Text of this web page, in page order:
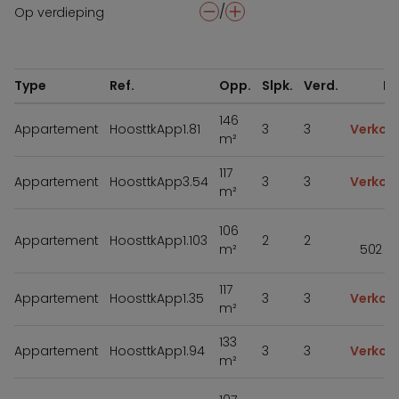
Op verdieping -/ +
Type Ref. Opp. Slpk. Verd.
Appartement HoosttkApp1.81
146
m²
3 3
Appartement HoosttkApp3.54
117
m²
3 3
Appartement HoosttkApp1.103
106
m²
2 2 502
Appartement HoosttkApp1.35
117
m²
3 3
Appartement HoosttkApp1.94
133
m²
3 3